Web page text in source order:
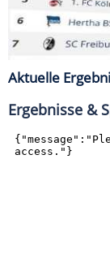
Aktuelle
Ergebnisse &